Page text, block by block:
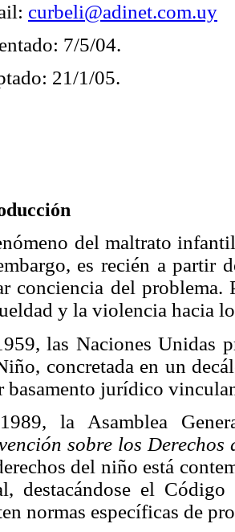
curbeli@adinet.com.uy
7/5/04.
21/1/05.
del maltrato
es recién a partir
conciencia del problema.
y la violencia hacia
las Naciones Unidas
concretada en un
basamento jurídico
la Asamblea
sobre los
del niño está
destacándose el
normas específicas de